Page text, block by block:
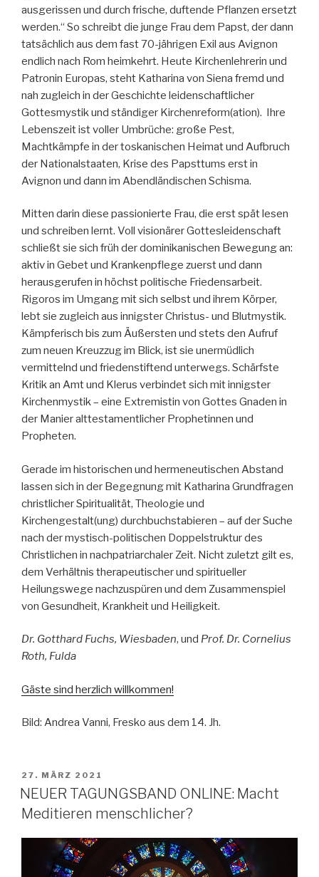
ausgerissen und durch frische, duftende Pflanzen ersetzt
werden.“ So schreibt die junge Frau dem Papst, der dann
tatsächlich aus dem fast 70-jährigen Exil aus Avignon
endlich nach Rom heimkehrt. Heute Kirchenlehrerin und
Patronin Europas, steht Katharina von Siena fremd und
nah zugleich in der Geschichte leidenschaftlicher
Gottesmystik und ständiger Kirchenreform(ation). Ihre
Lebenszeit ist voller Umbrüche: große Pest,
Machtkämpfe in der toskanischen Heimat und Aufbruch
der Nationalstaaten, Krise des Papsttums erst in
Avignon und dann im Abendländischen Schisma.
Mitten darin diese passionierte Frau, die erst spät lesen
und schreiben lernt. Voll visionärer Gottesleidenschaft
schließt sie sich früh der dominikanischen Bewegung an:
aktiv in Gebet und Krankenpflege zuerst und dann
herausgerufen in höchst politische Friedensarbeit.
Rigoros im Umgang mit sich selbst und ihrem Körper,
lebt sie zugleich aus innigster Christus- und Blutmystik.
Kämpferisch bis zum Äußersten und stets den Aufruf
zum neuen Kreuzzug im Blick, ist sie unermüdlich
vermittelnd und friedenstiftend unterwegs. Schärfste
Kritik an Amt und Klerus verbindet sich mit innigster
Kirchenmystik – eine Extremistin von Gottes Gnaden in
der Manier alttestamentlicher Prophetinnen und
Propheten.
Gerade im historischen und hermeneutischen Abstand
lassen sich in der Begegnung mit Katharina Grundfragen
christlicher Spiritualität, Theologie und
Kirchengestalt(ung) durchbuchstabieren – auf der Suche
nach der mystisch-politischen Doppelstruktur des
Christlichen in nachpatriarchaler Zeit. Nicht zuletzt gilt es,
dem Verhältnis therapeutischer und spiritueller
Heilungswege nachzuspüren und dem Zusammenspiel
von Gesundheit, Krankheit und Heiligkeit.
Dr. Gotthard Fuchs, Wiesbaden, und Prof. Dr. Cornelius
Roth, Fulda
Gäste sind herzlich willkommen!
Bild: Andrea Vanni, Fresko aus dem 14. Jh.
VERÖFFENTLICHT
AM
27. MÄRZ 2021
NEUER TAGUNGSBAND ONLINE: Macht
Meditieren menschlicher?